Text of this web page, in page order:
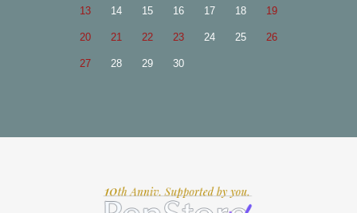
13 14 15 16 17 18 19
20 21 22 23 24 25 26
27 28 29 30